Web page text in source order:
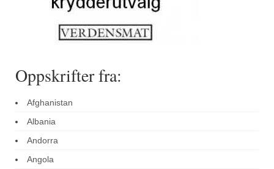
Kontakt oss
Nettbutikk
Oppskrifter fra:
Afghanistan
Albania
Andorra
Angola